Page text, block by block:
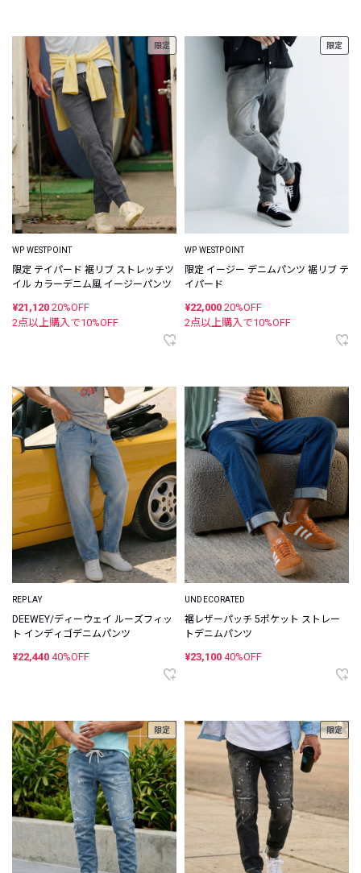
限定
WP WESTPOINT
限定 テイパード 裾リブ ストレッチツ
イル カラーデニム風 イージーパンツ
¥21,120 20%OFF
2点以上購入で10%OFF
限定
WP WESTPOINT
限定 イージー デニムパンツ 裾リブ テ
イパード
¥22,000 20%OFF
2点以上購入で10%OFF
REPLAY
DEEWEY/ディーウェイ ルーズフィッ
ト インディゴデニムパンツ
¥22,440 40%OFF
UNDECORATED
裾レザーパッチ 5ポケット ストレー
トデニムパンツ
¥23,100 40%OFF
限定 限定